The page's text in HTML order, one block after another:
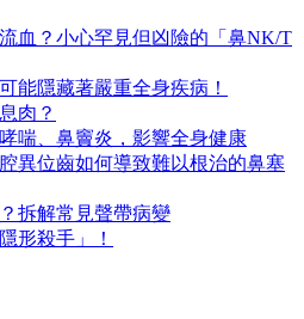
血？小心罕見但凶險的「鼻NK/T
能隱藏著嚴重全身疾病！
肉？
喘、鼻竇炎，影響全身健康
異位齒如何導致難以根治的鼻塞
拆解常見聲帶病變
形殺手」！